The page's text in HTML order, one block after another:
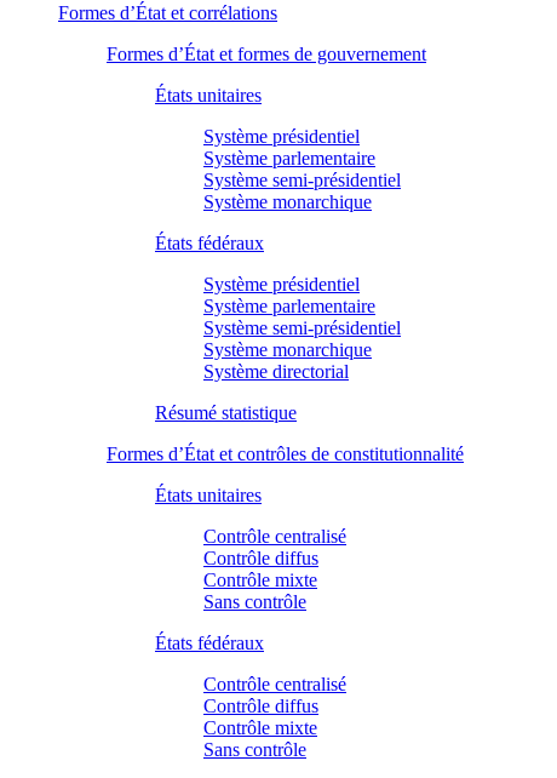
Formes d’État et corrélations
Formes d’État et formes de gouvernement
États unitaires
Système présidentiel
Système parlementaire
Système semi-présidentiel
Système monarchique
États fédéraux
Système présidentiel
Système parlementaire
Système semi-présidentiel
Système monarchique
Système directorial
Résumé statistique
Formes d’État et contrôles de constitutionnalité
États unitaires
Contrôle centralisé
Contrôle diffus
Contrôle mixte
Sans contrôle
États fédéraux
Contrôle centralisé
Contrôle diffus
Contrôle mixte
Sans contrôle